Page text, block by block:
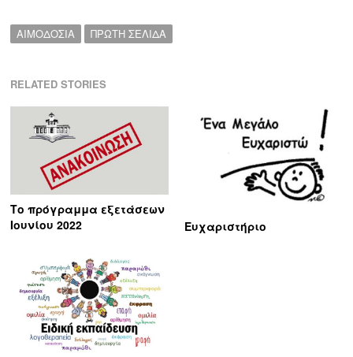
ΑΙΜΟΔΟΣΙΑ ΠΡΩΤΗ ΣΕΛΙΔΑ
RELATED STORIES
Το πρόγραμμα εξετάσεων
Ιουνίου 2022
Ευχαριστήριο